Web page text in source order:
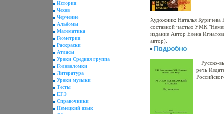
История
Чехов
Черчение
Альбомы
Математика
Геометрия
Раскраски
Атласы
Уроки Средняя группа
Головоломки
Литература
Уроки музыки
Тесты
ЕГЭ
Справочники
Немецкий язык
Художник: Наталья Куричева
составной частью УМК
издание Автор Елена
автор).
Русско-
речь